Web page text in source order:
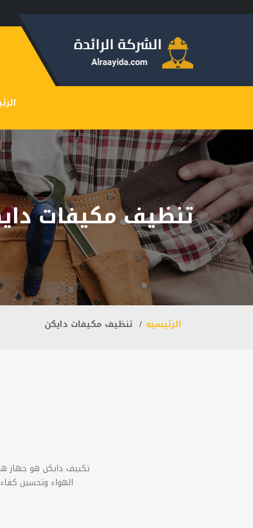
تنظيف مكيفات
الرئيسيه تنظيف مكيفات دايكن
تكييف دايكن هو جهاز
الهواء وتحسين